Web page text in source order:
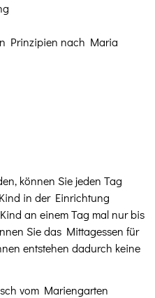
Prinzipien nach Maria
können Sie jeden Tag
in der Einrichtung
an einem Tag mal nur bis
Sie das Mittagessen für
entstehen dadurch keine
vom Mariengarten